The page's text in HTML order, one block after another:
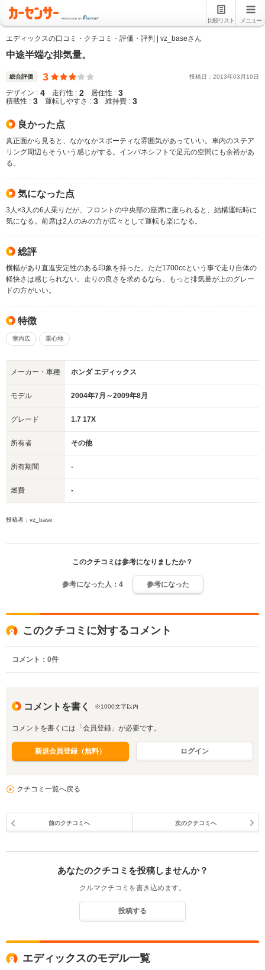
比較リスト メニュー
エディックスの口コミ・クチコミ・評価・評判 | vz_baseさん
中途半端な排気量。
総合評価 3 投稿日： 2013年03 月 10日
デザイン : 4 走行性 : 2 居住性 : 3
積載性 : 3 運転しやすさ : 3 維持費 : 3
良かった点
真正面から見ると、なかなかスポーティな雰囲気があっていい。車内のステア
リング周辺もそういう感じがする。インパネシフトで足元の空間にも余裕があ
る。
気になった点
3人×3人の6人乗りだが、フロントの中央部の座席に座られると、結構運転時に
気になる。前席は2人のみの方が広々として運転も楽になる。
総評
横幅があり直進安定性のある印象を持った。ただ1700ccという事で走り自体の
軽快さは感じられない。走りの良さを求めるなら、もっと排気量が上のグレー
ドの方がいい。
特徴
室内広 乗心地
メーカー・車種 ホンダ エディックス
モデル 2004年7月～2009年8月
グレード 1.7 17X
所有者 その他
所有期間 -
燃費 -
投稿者：vz_base
このクチコミは参考になりましたか？
参考になった人： 4 参考になった
このクチコミに対するコメント
コメント： 0件
コメントを書く ※1000文字以内
コメントを書くには「会員登録」が必要です。
新規会員登録（無料） ログイン
クチコミ一覧へ戻る
前のクチコミへ 次のクチコミへ
あなたのクチコミを投稿しませんか？
クルマクチコミを書き込めます。
投稿する
エディックスのモデル一覧